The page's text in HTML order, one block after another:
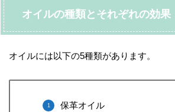
オイルの種類とそれぞれの効果
オイルには以下の5種類があります。
保革オイル